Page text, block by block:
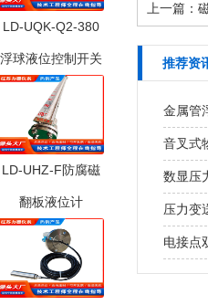
LD-UQK-Q2-380
浮球液位控制开关
LD-UHZ-F防腐磁
翻板液位计
上一篇：
推荐资
金属管
音叉式
数显压
压力变
电接点